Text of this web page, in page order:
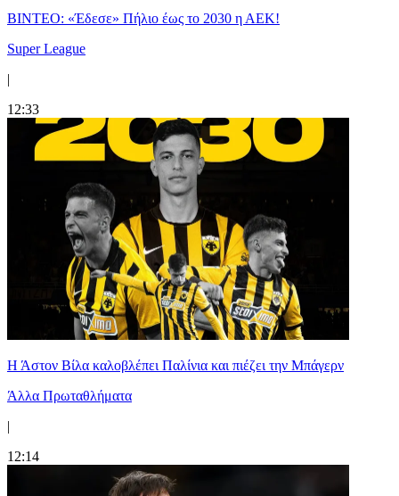
ΒΙΝΤΕΟ: «Έδεσε» Πήλιο έως το 2030 η ΑΕΚ!
Super League
|
12:33
Η Άστον Βίλα καλοβλέπει Παλίνια και πιέζει την Μπάγερν
Άλλα Πρωταθλήματα
|
12:14